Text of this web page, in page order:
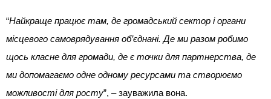
“Найкраще працює там, де громадський сектор і органи
місцевого самоврядування об’єднані. Де ми разом робимо
щось класне для громади, де є точки для партнерства, де
ми допомагаємо одне одному ресурсами та створюємо
можливості для росту”, – зауважила вона.